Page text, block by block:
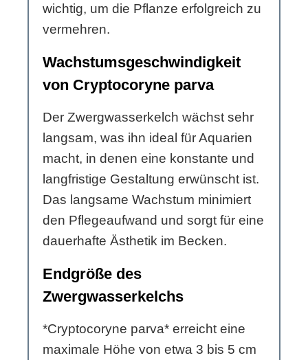
wichtig, um die Pflanze erfolgreich zu
vermehren.
Wachstumsgeschwindigkeit
von Cryptocoryne parva
Der Zwergwasserkelch wächst sehr
langsam, was ihn ideal für Aquarien
macht, in denen eine konstante und
langfristige Gestaltung erwünscht ist.
Das langsame Wachstum minimiert
den Pflegeaufwand und sorgt für eine
dauerhafte Ästhetik im Becken.
Endgröße des
Zwergwasserkelchs
*Cryptocoryne parva* erreicht eine
maximale Höhe von etwa 3 bis 5 cm